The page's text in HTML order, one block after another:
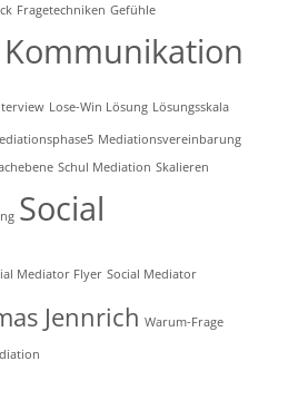
Fragetechniken Gefühle
Lose-Win Lösung Lösungsskala
Mediationsvereinbarung
Schul Mediation Skalieren
Social
Mediator Flyer Social Mediator
Jennrich Warum-Frage